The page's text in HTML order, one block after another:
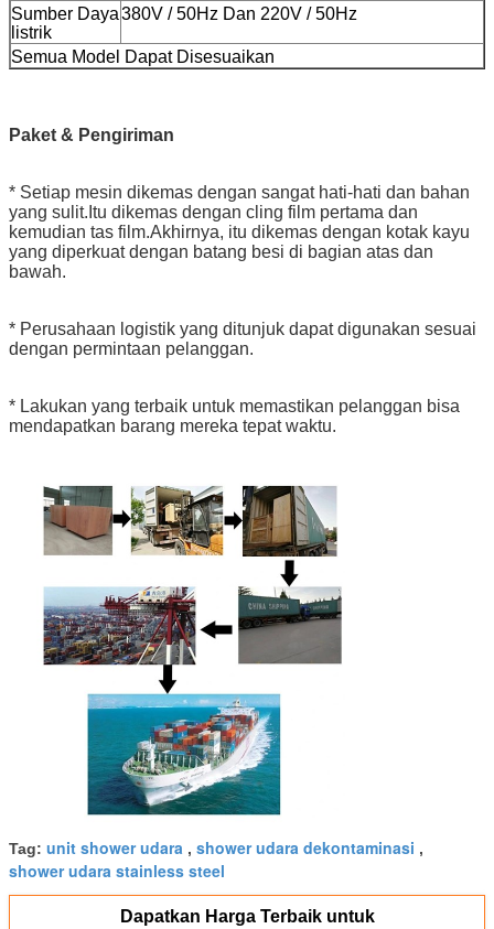
Sumber Daya
listrik
380V / 50Hz Dan 220V / 50Hz
Semua Model Dapat Disesuaikan
Paket & Pengiriman
* Setiap mesin dikemas dengan sangat hati-hati dan bahan
yang sulit.Itu dikemas dengan cling film pertama dan
kemudian tas film.Akhirnya, itu dikemas dengan kotak kayu
yang diperkuat dengan batang besi di bagian atas dan
bawah.
* Perusahaan logistik yang ditunjuk dapat digunakan sesuai
dengan permintaan pelanggan.
* Lakukan yang terbaik untuk memastikan pelanggan bisa
mendapatkan barang mereka tepat waktu.
Tag: unit shower udara , shower udara dekontaminasi ,
shower udara stainless steel
Dapatkan Harga Terbaik untuk